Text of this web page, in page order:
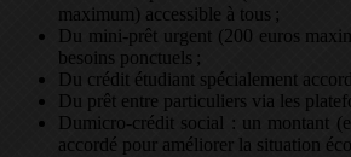
maximum) accessible à tous ;
Du mini-prêt urgent (200 euros
besoins ponctuels ;
Du crédit étudiant spécialement
Du prêt entre particuliers via les
Dumicro-crédit social : un montant
accordé pour améliorer la situation